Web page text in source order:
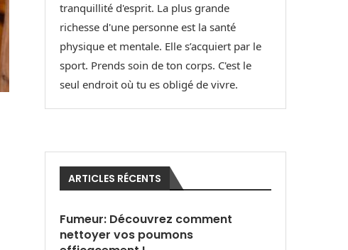
tranquillité d'esprit. La plus grande
richesse d'une personne est la santé
physique et mentale. Elle s’acquiert par le
sport. Prends soin de ton corps. C'est le
seul endroit où tu es obligé de vivre.
ARTICLES RÉCENTS
Fumeur: Découvrez comment
nettoyer vos poumons